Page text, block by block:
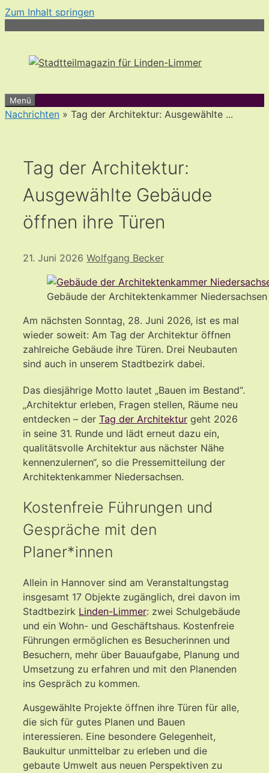
Zum Inhalt springen
Menü
Nachrichten » Tag der Architektur: Ausgewählte ...
Tag der Architektur:
Ausgewählte Gebäude
öffnen ihre Türen
21. Juni 2026 Wolfgang Becker
Gebäude der Architektenkammer
Am nächsten Sonntag, 28. Juni 2026, ist es mal
wieder soweit: Am Tag der Architektur öffnen
zahlreiche Gebäude ihre Türen. Drei Neubauten
sind auch in unserem Stadtbezirk dabei.
Das diesjährige Motto lautet „Bauen im Bestand“.
„Architektur erleben, Fragen stellen, Räume neu
entdecken – der Tag der Architektur geht 2026
in seine 31. Runde und lädt erneut dazu ein,
qualitätsvolle Architektur aus nächster Nähe
kennenzulernen“, so die Pressemitteilung der
Architektenkammer Niedersachsen.
Kostenfreie Führungen und
Gespräche mit den
Planer*innen
Allein in Hannover sind am Veranstaltungstag
insgesamt 17 Objekte zugänglich, drei davon im
Stadtbezirk Linden-Limmer: zwei Schulgebäude
und ein Wohn- und Geschäftshaus. Kostenfreie
Führungen ermöglichen es Besucherinnen und
Besuchern, mehr über Bauaufgabe, Planung und
Umsetzung zu erfahren und mit den Planenden
ins Gespräch zu kommen.
Ausgewählte Projekte öffnen ihre Türen für alle,
die sich für gutes Planen und Bauen
interessieren. Eine besondere Gelegenheit,
Baukultur unmittelbar zu erleben und die
gebaute Umwelt aus neuen Perspektiven zu